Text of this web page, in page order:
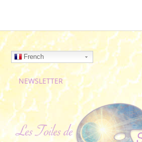
French
NEWSLETTER